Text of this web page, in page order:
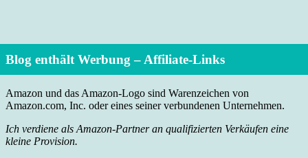
Blog enthält Werbung – Affiliate-Links
Amazon und das Amazon-Logo sind Warenzeichen von
Amazon.com, Inc. oder eines seiner verbundenen Unternehmen.
Ich verdiene als Amazon-Partner an qualifizierten Verkäufen eine
kleine Provision.